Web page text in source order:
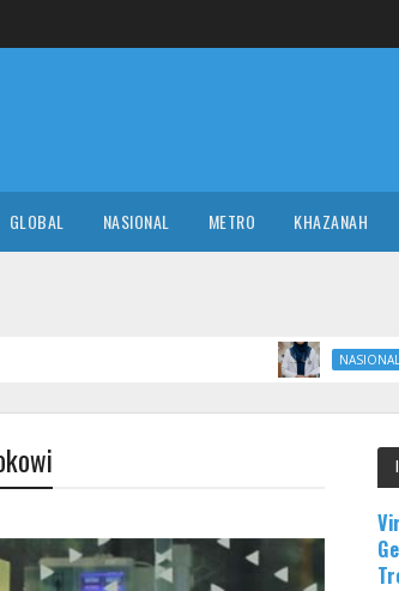
GLOBAL NASIONAL METRO KHAZANAH
NASIONAL Daftar 10 RS